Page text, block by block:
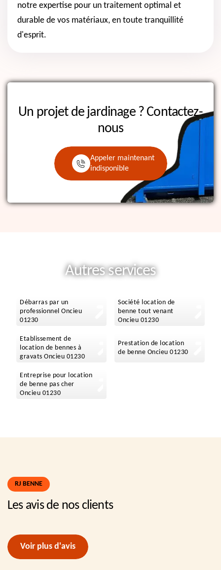
notre expertise pour un traitement optimal et
durable de vos matériaux, en toute tranquillité
d'esprit.
Un projet de jardinage ? Contactez-
nous
Appeler maintenant
indisponible
Autres services
Débarras par un
professionnel Oncieu
01230
Société location de
benne tout venant
Oncieu 01230
Etablissement de
location de bennes à
gravats Oncieu 01230
Prestation de location
de benne Oncieu 01230
Entreprise pour location
de benne pas cher
Oncieu 01230
RJ BENNE
Les avis de nos clients
Voir plus d'avis